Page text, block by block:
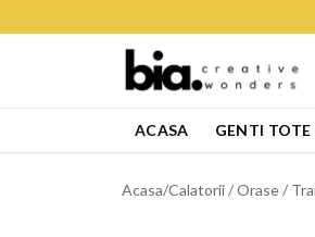
ACASA GENTI TOTE
Acasa/Calatorii / Orase /